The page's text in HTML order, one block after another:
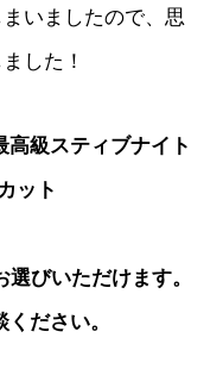
いましたので、思
した！
級スティブナイト
ット
びいただけます。
ださい。